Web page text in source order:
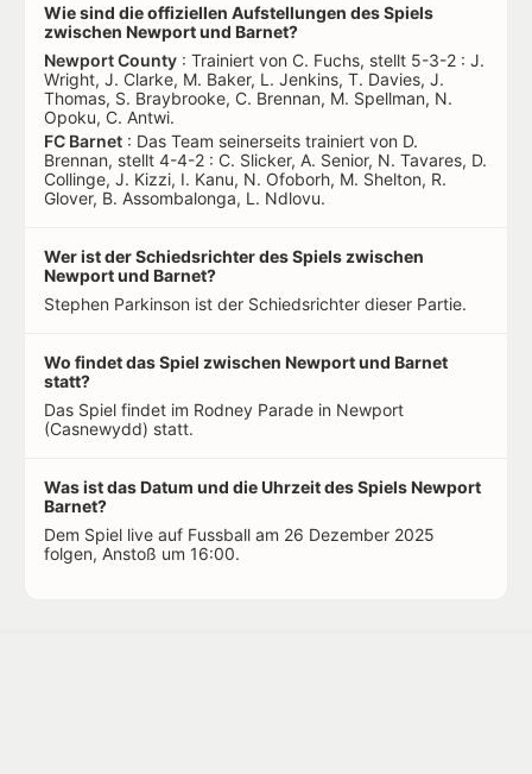
Wie sind die offiziellen Aufstellungen des Spiels
zwischen Newport und Barnet?
Newport County : Trainiert von C. Fuchs, stellt 5-3-2 : J.
Wright, J. Clarke, M. Baker, L. Jenkins, T. Davies, J.
Thomas, S. Braybrooke, C. Brennan, M. Spellman, N.
Opoku, C. Antwi.
FC Barnet : Das Team seinerseits trainiert von D.
Brennan, stellt 4-4-2 : C. Slicker, A. Senior, N. Tavares, D.
Collinge, J. Kizzi, I. Kanu, N. Ofoborh, M. Shelton, R.
Glover, B. Assombalonga, L. Ndlovu.
Wer ist der Schiedsrichter des Spiels zwischen
Newport und Barnet?
Stephen Parkinson ist der Schiedsrichter dieser Partie.
Wo findet das Spiel zwischen Newport und Barnet
statt?
Das Spiel findet im Rodney Parade in Newport
(Casnewydd) statt.
Was ist das Datum und die Uhrzeit des Spiels Newport
Barnet?
Dem Spiel live auf Fussball am 26 Dezember 2025
folgen, Anstoß um 16:00.